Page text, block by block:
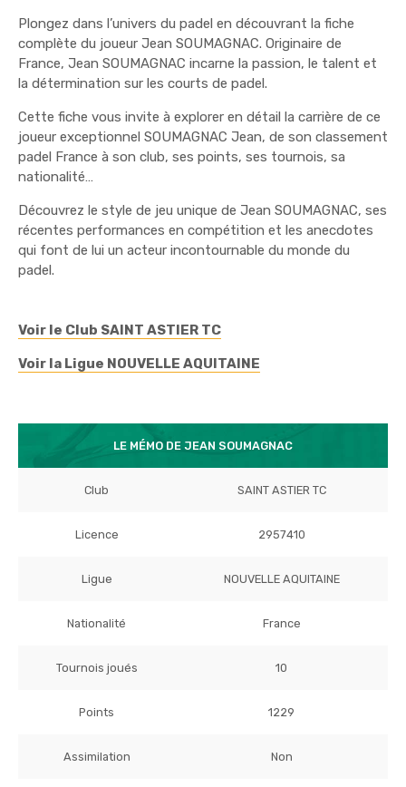
Plongez dans l’univers du padel en découvrant la fiche
complète du joueur Jean SOUMAGNAC. Originaire de
France, Jean SOUMAGNAC incarne la passion, le talent et
la détermination sur les courts de padel.
Cette fiche vous invite à explorer en détail la carrière de ce
joueur exceptionnel SOUMAGNAC Jean, de son classement
padel France à son club, ses points, ses tournois, sa
nationalité…
Découvrez le style de jeu unique de Jean SOUMAGNAC, ses
récentes performances en compétition et les anecdotes
qui font de lui un acteur incontournable du monde du
padel.
Voir le Club SAINT ASTIER TC
Voir la Ligue NOUVELLE AQUITAINE
LE MÉMO DE JEAN SOUMAGNAC
Club SAINT ASTIER TC
Licence 2957410
Ligue NOUVELLE AQUITAINE
Nationalité France
Tournois joués 10
Points 1229
Assimilation Non